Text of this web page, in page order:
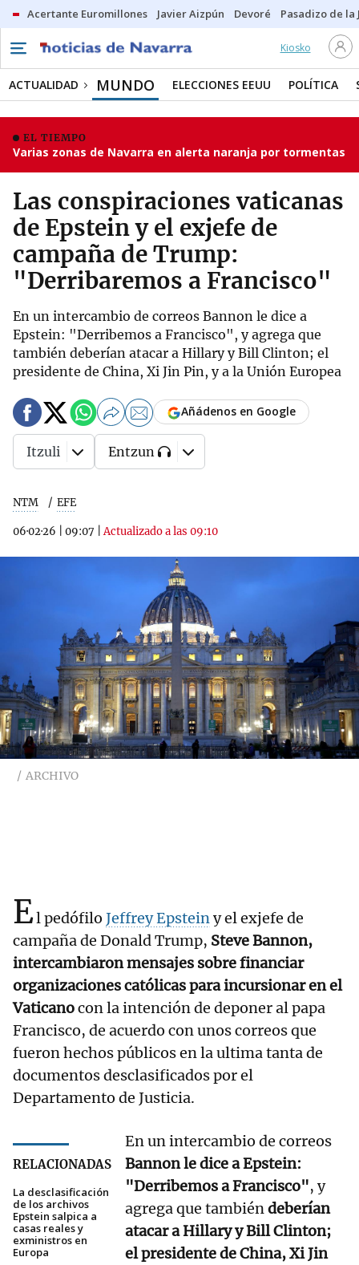
Acertante Euromillones Javier Aizpún Devoré Pasadizo de la
Kiosko
ACTUALIDAD MUNDO ELECCIONES EEUU POLÍTICA
EL TIEMPO
Varias zonas de Navarra en alerta naranja por tormentas
Las conspiraciones vaticanas
de Epstein y el exjefe de
campaña de Trump:
"Derribaremos a Francisco"
En un intercambio de correos Bannon le dice a
Epstein: "Derribemos a Francisco", y agrega que
también deberían atacar a Hillary y Bill Clinton; el
presidente de China, Xi Jin Pin, y a la Unión Europea
NTM EFE
06·02·26 09:07 |Actualizado a las 09:10
Añádenos en Google
Itzuli Entzun
ARCHIVO
El pedófilo Jeffrey Epsteiny el exjefe de
campaña de Donald Trump, Steve Bannon,
intercambiaron mensajes sobre financiar
organizaciones católicas para incursionar en el
Vaticanocon la intención de deponer al papa
Francisco, de acuerdo con unos correos que
fueron hechos públicos en la ultima tanta de
documentos desclasificados por el
Departamento de Justicia.
RELACIONADAS
La desclasificación
de los archivos
Epstein salpica a
casas reales y
exministros en
Europa
En un intercambio de correos
Bannon le dice a Epstein:
"Derribemos a Francisco", y
agrega que tambiéndeberían
atacar a Hillary y Bill Clinton;
el presidente de China, Xi Jin